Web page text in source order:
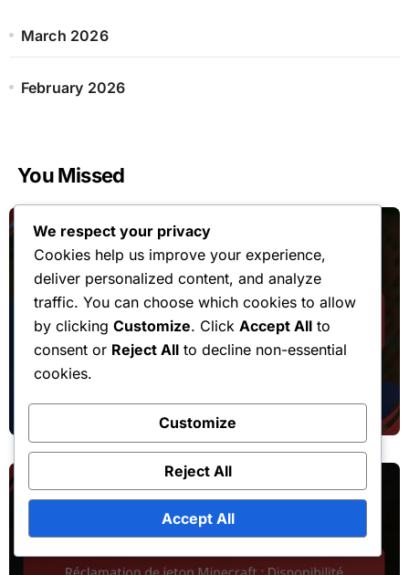
r March 2026
February 2026
You Missed
Réclamations liées à la chute de la cape d'événement
Minecraft Cape Drop : Politiques de
remboursement, Processus de retour,
We respect your privacy
Cookies help us improve your experience,
deliver personalized content, and analyze
traffic. You can choose which cookies to allow
by clicking Customize. Click Accept All to
consent or Reject All to decline non-essential
cookies.
Customize
Reject All
Accept All